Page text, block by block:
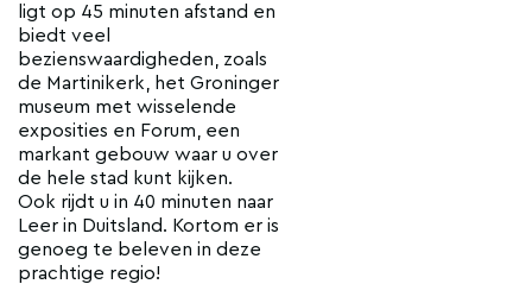
ligt op 45 minuten afstand en
biedt veel
bezienswaardigheden, zoals
de Martinikerk, het Groninger
museum met wisselende
exposities en Forum, een
markant gebouw waar u over
de hele stad kunt kijken.
Ook rijdt u in 40 minuten naar
Leer in Duitsland. Kortom er is
genoeg te beleven in deze
prachtige regio!